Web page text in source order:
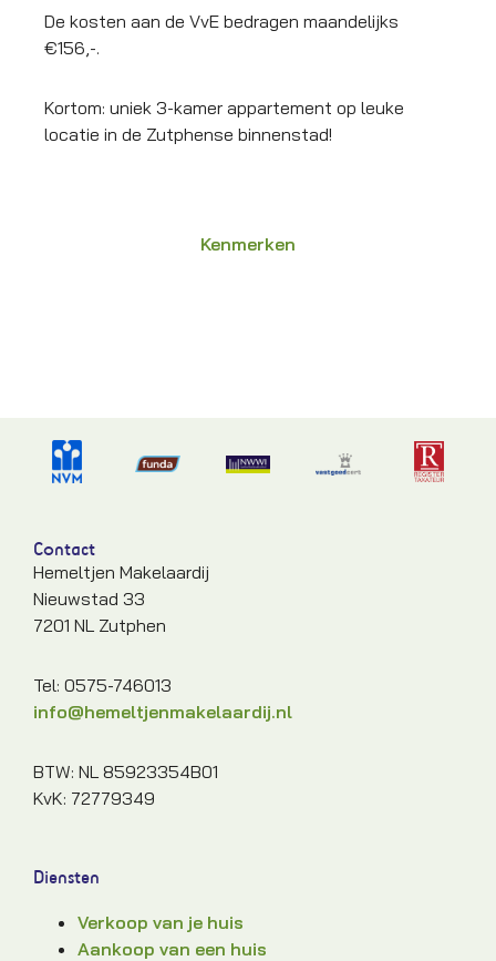
Kenmerken
De kosten aan de VvE bedragen maandelijks
€156,-.
Kortom: uniek 3-kamer appartement op leuke
locatie in de Zutphense binnenstad!
Contact
Hemeltjen Makelaardij
Nieuwstad 33
7201 NL Zutphen
Tel: 0575-746013
info@hemeltjenmakelaardij.nl
BTW: NL 85923354B01
KvK: 72779349
Diensten
Verkoop van je huis
Aankoop van een huis